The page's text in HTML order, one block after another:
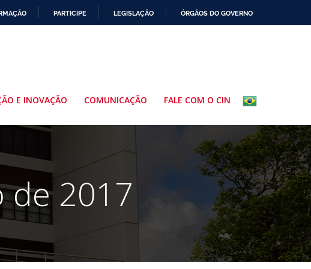
PARTICIPE LEGISLAÇÃO ÓRGÃOS DO GOVERNO
E INOVAÇÃO COMUNICAÇÃO FALE COM O CIN
de 2017